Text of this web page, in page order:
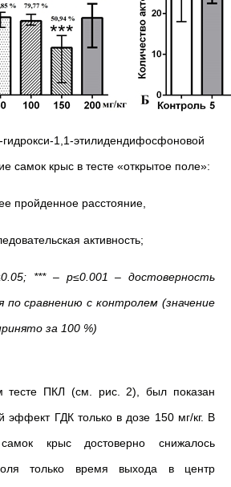
1,1-этилидендифосфоновой
самок крыс в тесте «открытое поле»:
пройденное расстояние,
активность;
*** – p≤0.001 – достоверность
по сравнению с контролем (значение
за 100 %)
тесте ПКЛ (см. рис. 2), был показан
эффект ГДК только в дозе 150 мг/кг. В
крыс достоверно снижалось
только время выхода в центр